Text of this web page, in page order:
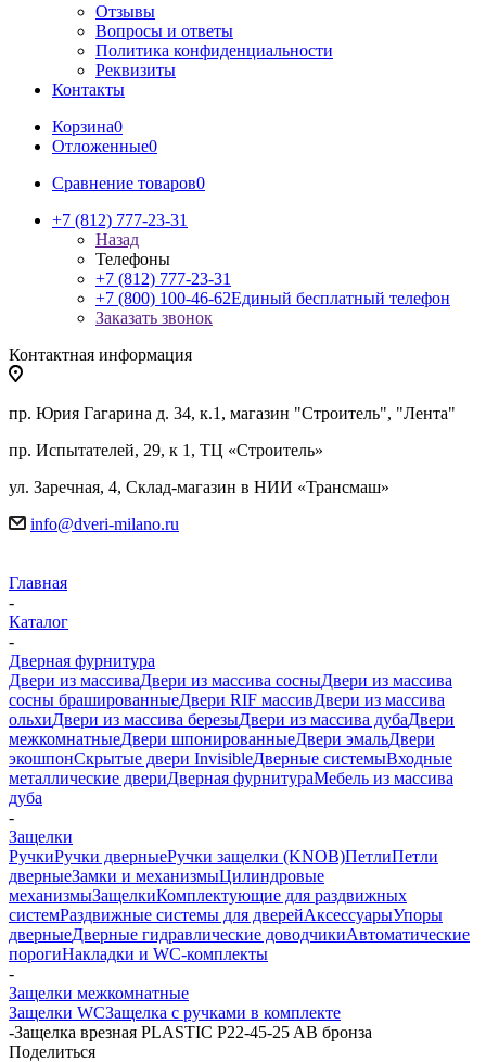
Отзывы
Вопросы и ответы
Политика конфиденциальности
Реквизиты
Контакты
Корзина0
Отложенные0
Сравнение товаров0
+7 (812) 777-23-31
Назад
Телефоны
+7 (812) 777-23-31
+7 (800) 100-46-62Единый бесплатный телефон
Заказать звонок
Контактная информация
пр. Юрия Гагарина д. 34, к.1, магазин "Строитель", "Лента"
пр. Испытателей, 29, к 1, ТЦ «Строитель»
ул. Заречная, 4, Склад-магазин в НИИ «Трансмаш»
info@dveri-milano.ru
Главная
-
Каталог
-
Дверная фурнитура
Двери из массиваДвери из массива сосныДвери из массива
сосны брашированныеДвери RIF массивДвери из массива
ольхиДвери из массива березыДвери из массива дубаДвери
межкомнатныеДвери шпонированныеДвери эмальДвери
экошпонСкрытые двери InvisibleДверные системыВходные
металлические двериДверная фурнитураМебель из массива
дуба
-
Защелки
РучкиРучки дверныеРучки защелки (KNOB)ПетлиПетли
дверныеЗамки и механизмыЦилиндровые
механизмыЗащелкиКомплектующие для раздвижных
системРаздвижные системы для дверейАксессуарыУпоры
дверныеДверные гидравлические доводчикиАвтоматические
порогиНакладки и WC-комплекты
-
Защелки межкомнатные
Защелки WCЗащелка с ручками в комплекте
-Защелка врезная PLASTIC P22-45-25 AB бронза
Поделиться